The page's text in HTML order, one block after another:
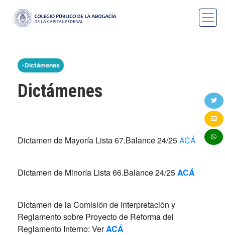
-Dictámenes
Dictámenes
Dictamen de Mayoría Lista 67.Balance 24/25 ACÁ
Dictamen de Minoría Lista 66.Balance 24/25ACÁ
Dictamen de la Comisión de Interpretación y
Reglamento sobre Proyecto de Reforma del
Reglamento Interno: VerACÁ